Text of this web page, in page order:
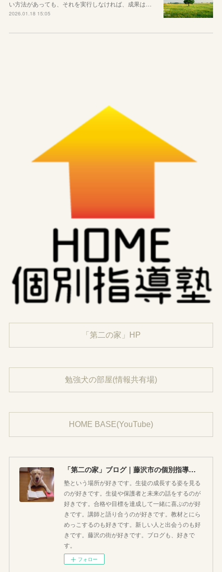
い方法があっても、それを実行しなければ、成果は…
2026.01.18 15:05
「第二の家」HP
勉強犬の部屋(情報共有場)
HOME BASE(YouTube)
「第二の家」ブログ｜藤沢市の個別指導塾のお話
塾という場所が好きです。生徒の成長する姿を見る
のが好きです。生徒や保護者と未来の話をするのが
好きです。合格や目標を達成して一緒に喜ぶのが好
きです。講師と語り合うのが好きです。教材とにら
めっこするのも好きです。新しい人と出会うのも好
きです。藤沢の街が好きです。ブログも、好きで
す。
フォロー